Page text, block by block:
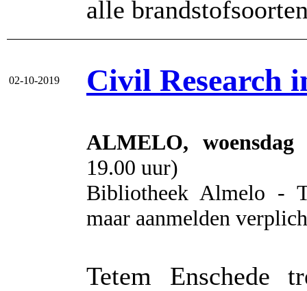
alle
02-10-2019 Civil Research
ALMELO,
19.00 uur)
Bibliotheek Almelo -
maar aanmelden
Tetem